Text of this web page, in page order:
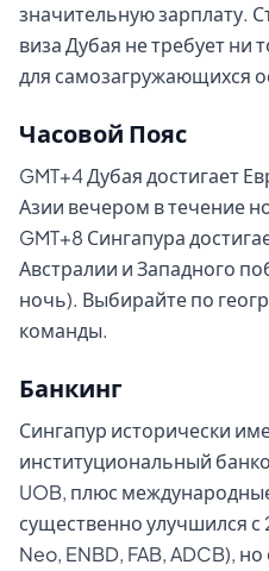
значительную зарплату.
виза Дубая не требует ни
для самозагружающихся
Часовой Пояс
GMT+4 Дубая достигает
Азии вечером в течение
GMT+8 Сингапура
Австралии и Западного
ночь). Выбирайте по
команды.
Банкинг
Сингапур исторически
институциональный
UOB, плюс
существенно улучшился
Neo, ENBD, FAB, ADCB),